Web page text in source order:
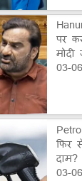
पर
03-
फिर
03-